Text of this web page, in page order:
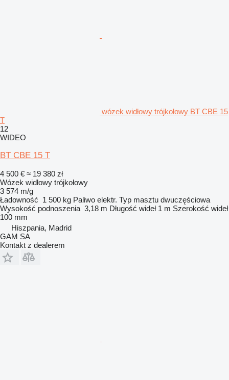
wózek widłowy trójkołowy BT CBE 15
T
12
WIDEO
BT CBE 15 T
4 500 € ≈ 19 380 zł
Wózek widłowy trójkołowy
3 574 m/g
Ładowność 1 500 kg Paliwo elektr. Typ masztu dwuczęściowa
Wysokość podnoszenia 3,18 m Długość wideł 1 m Szerokość wideł
100 mm
Hiszpania, Madrid
GAM SA
Kontakt z dealerem